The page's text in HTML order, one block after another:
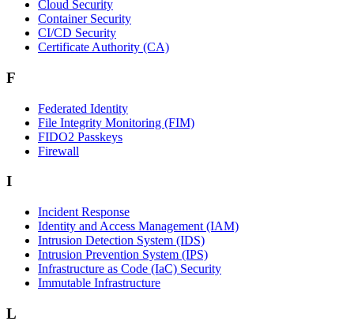
Cloud Security
Container Security
CI/CD Security
Certificate Authority (CA)
F
Federated Identity
File Integrity Monitoring (FIM)
FIDO2 Passkeys
Firewall
I
Incident Response
Identity and Access Management (IAM)
Intrusion Detection System (IDS)
Intrusion Prevention System (IPS)
Infrastructure as Code (IaC) Security
Immutable Infrastructure
L